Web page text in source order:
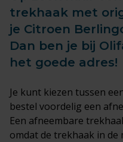
trekhaak met
je Citroen
Dan ben je bij
het goede adres!
Je kunt kiezen tussen
bestel voordelig een
Een afneembare
omdat de trekhaak in de